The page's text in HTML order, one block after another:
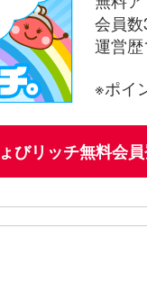
会員数
運営
※ポイ
びリッチ無料会